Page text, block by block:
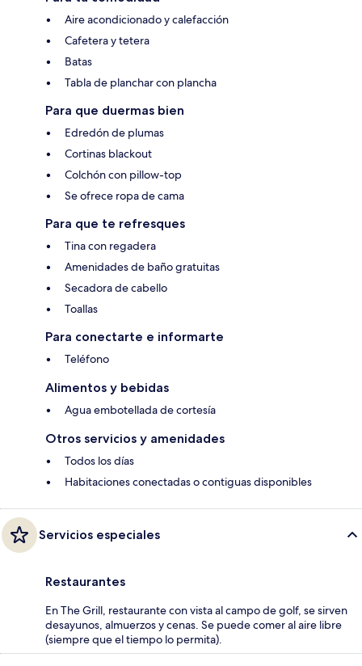
Aire acondicionado y calefacción
Cafetera y tetera
Batas
Tabla de planchar con plancha
Para que duermas bien
Edredón de plumas
Cortinas blackout
Colchón con pillow-top
Se ofrece ropa de cama
Para que te refresques
Tina con regadera
Amenidades de baño gratuitas
Secadora de cabello
Toallas
Para conectarte e informarte
Teléfono
Alimentos y bebidas
Agua embotellada de cortesía
Otros servicios y amenidades
Todos los días
Habitaciones conectadas o contiguas disponibles
Servicios especiales
Restaurantes
En The Grill, restaurante con vista al campo de golf, se sirven
desayunos, almuerzos y cenas. Se puede comer al aire libre
(siempre que el tiempo lo permita).